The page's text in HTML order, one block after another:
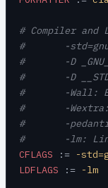
# Compiler
# 	-
# 	-D
# 	-D
# 	-
# 	-
# 	-
# 	-lm:
CFLAGS := -
LDFLAGS := -lm